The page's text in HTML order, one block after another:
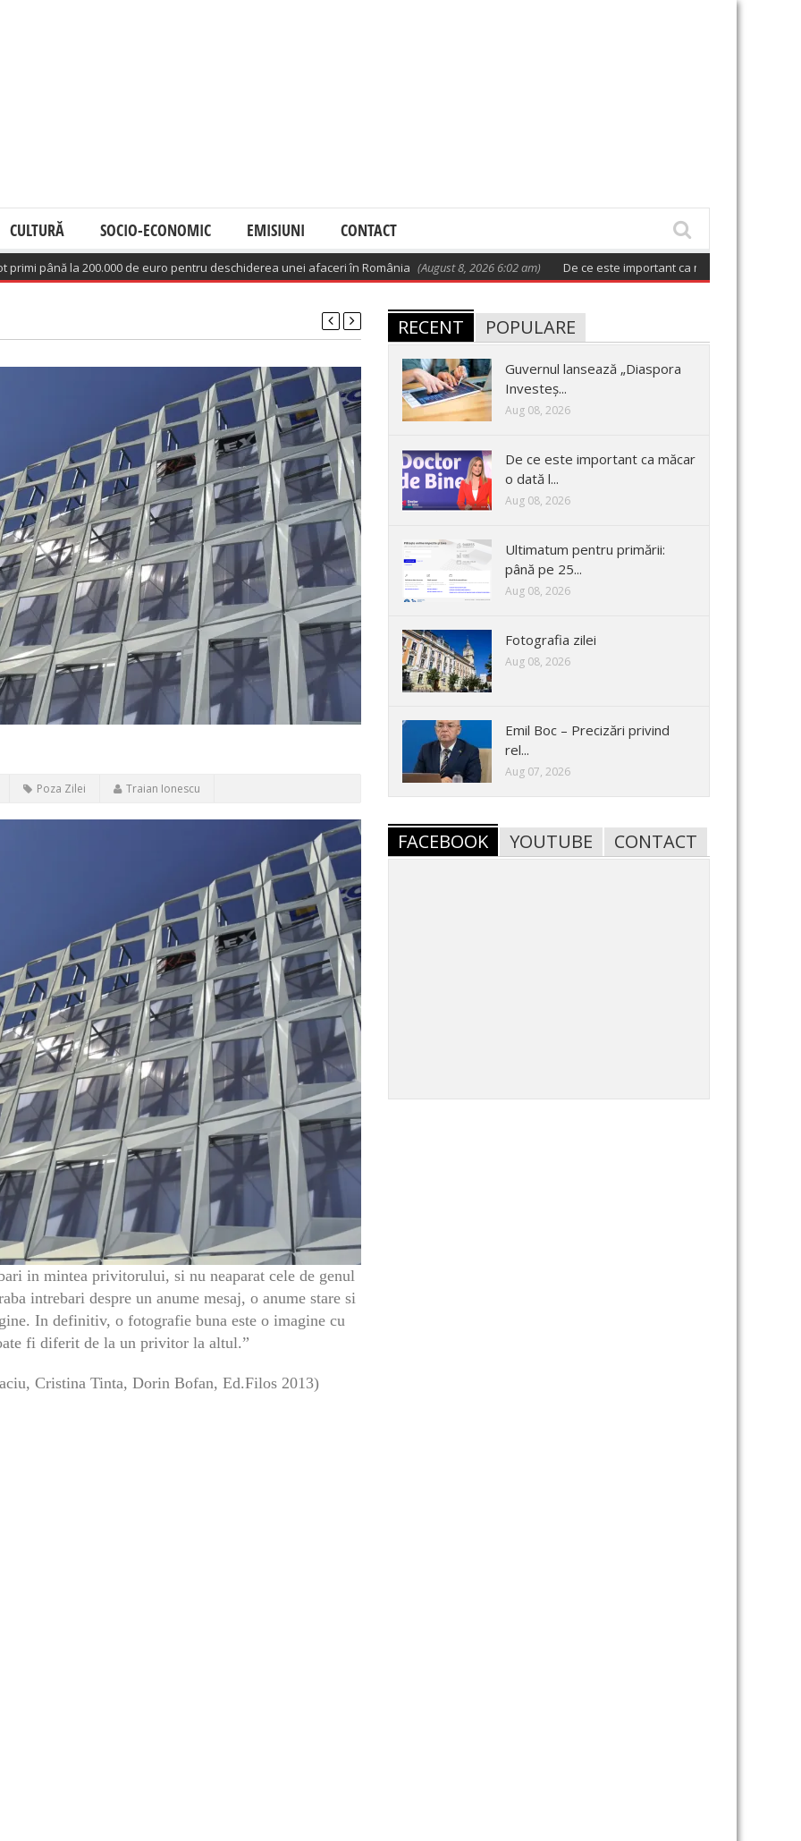
CULTURĂ SOCIO-ECONOMIC EMISIUNI CONTACT
la 200.000 de euro pentru deschiderea unei afaceri în România (August 8, 2026 6:02 am) De ce este important ca măcar o dată la două
Poza Zilei Traian Ionescu
in mintea privitorului, si nu neaparat cele de genul
intrebari despre un anume mesaj, o anume stare si
In definitiv, o fotografie buna este o imagine cu
fi diferit de la un privitor la altul.”
Cristina Tinta, Dorin Bofan, Ed.Filos 2013)
RECENT POPULARE
Guvernul lansează „Diaspora
Investeș...
Aug 08, 2026
De ce este important ca măcar
o dată l...
Aug 08, 2026
Ultimatum pentru primării:
până pe 25...
Aug 08, 2026
Fotografia zilei
Aug 08, 2026
Emil Boc – Precizări privind
rel...
Aug 07, 2026
FACEBOOK YOUTUBE CONTACT